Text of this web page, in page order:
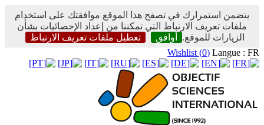
يتضمن استمرارك في تصفح هذا الموقع موافقتك على استخدام
ملفات تعريف الارتباط التي تمكننا من إعداد الإحصائيات بشأن
الزيارات للموقع.
أوافق
تعطيل ملفات تعريف الارتباط
Wishlist (0) Langue : FR